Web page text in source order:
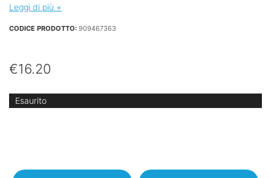
Leggi di più +
CODICE PRODOTTO: 909467363
€16.20
Esaurito